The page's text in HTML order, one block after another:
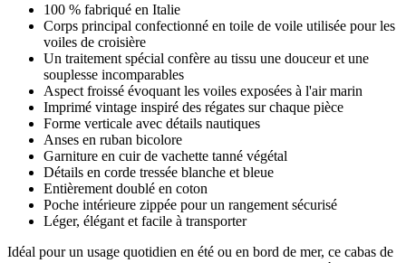
100 % fabriqué en Italie
Corps principal confectionné en toile de voile utilisée pour les
voiles de croisière
Un traitement spécial confère au tissu une douceur et une
souplesse incomparables
Aspect froissé évoquant les voiles exposées à l'air marin
Imprimé vintage inspiré des régates sur chaque pièce
Forme verticale avec détails nautiques
Anses en ruban bicolore
Garniture en cuir de vachette tanné végétal
Détails en corde tressée blanche et bleue
Entièrement doublé en coton
Poche intérieure zippée pour un rangement sécurisé
Léger, élégant et facile à transporter
Idéal pour un usage quotidien en été ou en bord de mer, ce cabas de